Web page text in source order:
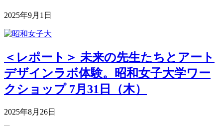
2025年9月1日
＜レポート＞ 未来の先生たちとアート
デザインラボ体験。昭和女子大学ワー
クショップ 7月31日（木）
2025年8月26日